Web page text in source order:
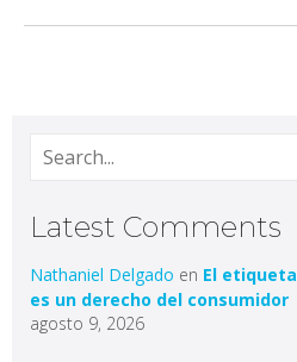
Latest Comments
Nathaniel Delgado en El
es un derecho del consumidor
agosto 9, 2026